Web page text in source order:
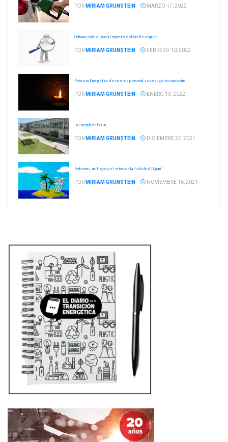
POR MIRIAM GRUNSTEIN MARZO 17, 2022
Ódiame más: el (casi) imposible oficio de regular
POR MIRIAM GRUNSTEIN FEBRERO 10, 2022
Pobreza Energética: de vivencia personal a investigación conceptual
POR MIRIAM GRUNSTEIN ENERO 13, 2022
La Energía del CIDE
POR MIRIAM GRUNSTEIN DICIEMBRE 20, 2021
Reformas, náufragos y el retorno a la “Isla de Gilligan”
POR MIRIAM GRUNSTEIN NOVIEMBRE 16, 2021